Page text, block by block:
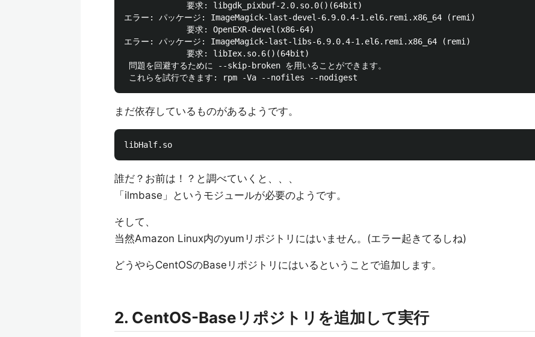
             要求: libgdk_pixbuf-2.0.so.0()(64bit)
エラー: パッケージ: ImageMagick-last-devel-6.9.0.4-1.el6.remi.x86_64 (remi)
             要求: OpenEXR-devel(x86-64)
エラー: パッケージ: ImageMagick-last-libs-6.9.0.4-1.el6.remi.x86_64 (remi)
             要求: libIex.so.6()(64bit)
問題を回避するために --skip-broken を用いることができます。
まだ依存しているものがあるようです。
誰だ？お前は！？と調べていくと、、、
「ilmbase」というモジュールが必要のようです。
そして、
当然Amazon Linux内のyumリポジトリにはいません。(エラー起きてるしね)
どうやらCentOSのBaseリポジトリにはいるということで追加します。
2. CentOS-Baseリポジトリを追加して実行